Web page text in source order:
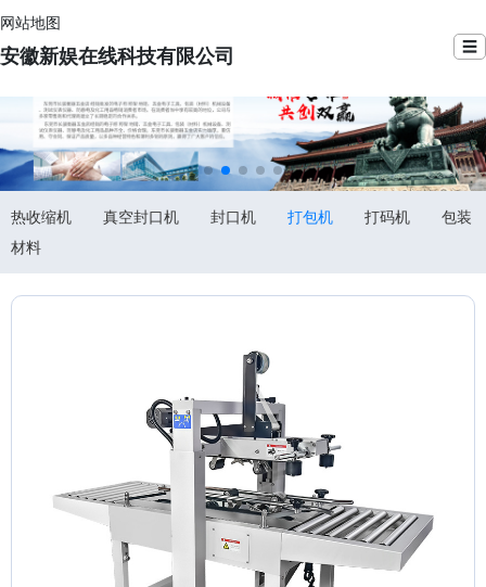
网站地图
安徽新娱在线科技有限公司 ☰
热收缩机 真空封口机 封口机 打包机 打码机
包装
材料